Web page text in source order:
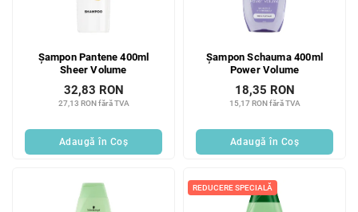
Șampon Pantene 400ml
Sheer Volume
27,13 RON fără TVA
32,83 RON
Adaugă în Coş
Șampon Schauma 400ml
Power Volume
15,17 RON fără TVA
18,35 RON
Adaugă în Coş
REDUCERE SPECIALĂ